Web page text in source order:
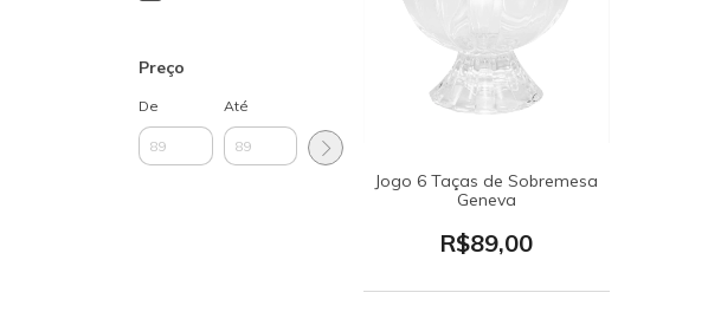
Preço
De Até
Jogo 6 Taças de Sobremesa
Geneva
R$89,00